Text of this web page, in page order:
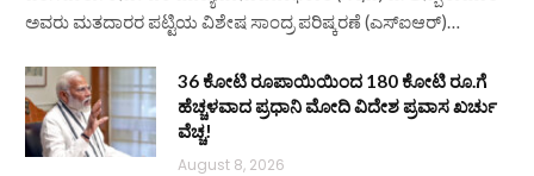
ಅವರು ಮತದಾರರ ಪಟ್ಟಿಯ ವಿಶೇಷ ಸಾಂದ್ರ ಪರಿಷ್ಕರಣೆ (ಎಸ್‌ಐಆರ್)…
36 ಕೋಟಿ ರೂಪಾಯಿಯಿಂದ 180 ಕೋಟಿ ರೂ.ಗೆ
ಹೆಚ್ಚಳವಾದ ಪ್ರಧಾನಿ ಮೋದಿ ವಿದೇಶ ಪ್ರವಾಸ ಖರ್ಚು
ವೆಚ್ಚ!
August 8, 2026